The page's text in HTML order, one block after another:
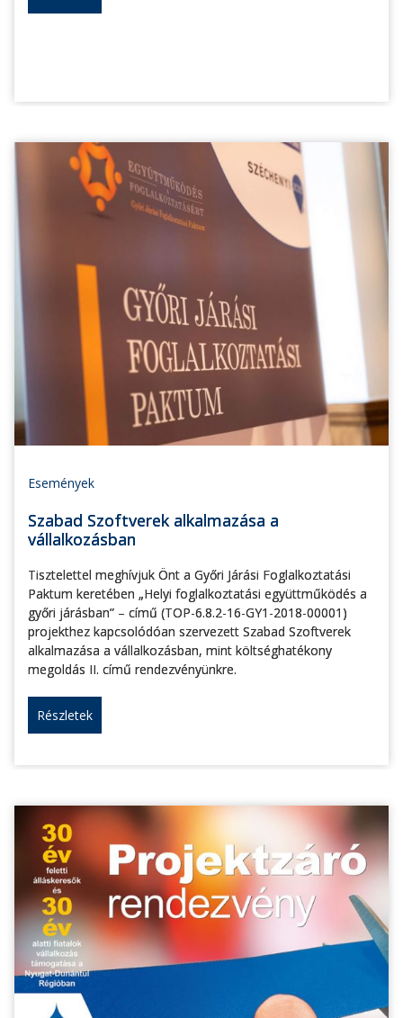
Események
Szabad Szoftverek alkalmazása a
vállalkozásban
Tisztelettel meghívjuk Önt a Győri Járási Foglalkoztatási
Paktum keretében „Helyi foglalkoztatási együttműködés a
győri járásban” – című (TOP-6.8.2-16-GY1-2018-00001)
projekthez kapcsolódóan szervezett Szabad Szoftverek
alkalmazása a vállalkozásban, mint költséghatékony
megoldás II. című rendezvényünkre.
Részletek